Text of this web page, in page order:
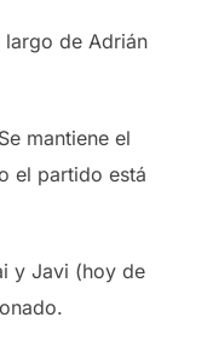
de Adrián
mantiene el
el partido está
y Javi (hoy de